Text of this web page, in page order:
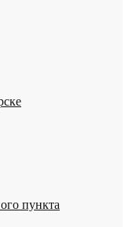
пункта